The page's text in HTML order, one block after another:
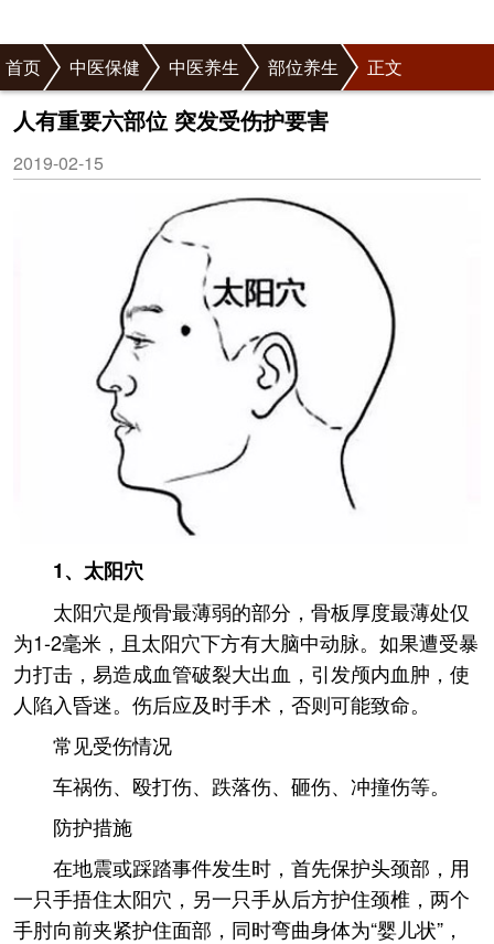
首页 中医保健 中医养生 部位养生 正文
人有重要六部位 突发受伤护要害
2019-02-15
1、太阳穴
太阳穴是颅骨最薄弱的部分，骨板厚度最薄处仅
为1-2毫米，且太阳穴下方有大脑中动脉。如果遭受暴
力打击，易造成血管破裂大出血，引发颅内血肿，使
人陷入昏迷。伤后应及时手术，否则可能致命。
常见受伤情况
车祸伤、殴打伤、跌落伤、砸伤、冲撞伤等。
防护措施
在地震或踩踏事件发生时，首先保护头颈部，用
一只手捂住太阳穴，另一只手从后方护住颈椎，两个
手肘向前夹紧护住面部，同时弯曲身体为“婴儿状”，